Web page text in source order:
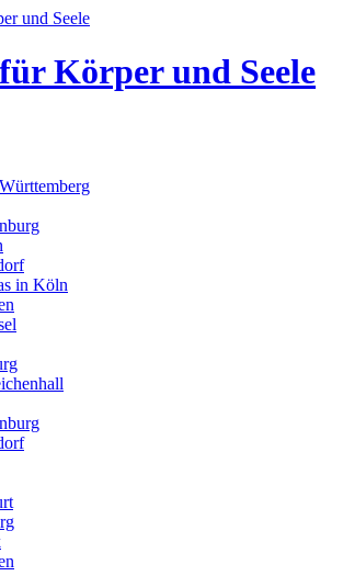
Körper und Seele
in Köln